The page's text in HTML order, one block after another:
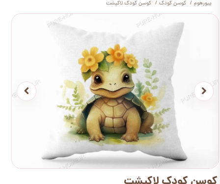
پیورهوم کوسن کودک کوسن کودک لاکپشت